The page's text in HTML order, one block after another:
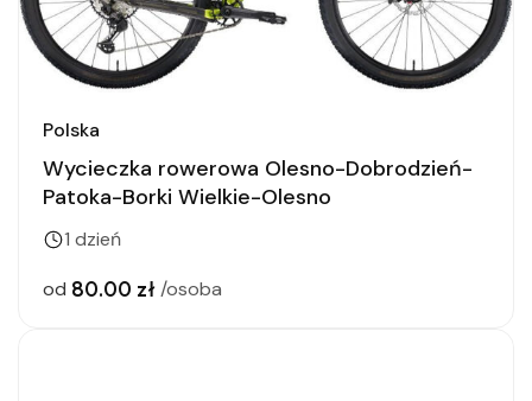
Polska
Wycieczka rowerowa Olesno-Dobrodzień-
Patoka-Borki Wielkie-Olesno
1 dzień
od 80.00 zł /osoba